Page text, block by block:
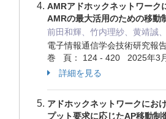
AMRアドホックネットワーク
AMRの最大活用のための移動
前田和輝、竹内理紗、黄靖誠
電子情報通信学会技術研究報
巻 頁： 124 - 420 2025年3
詳細を見る
アドホックネットワークにお
プット要求に応じたAP移動制